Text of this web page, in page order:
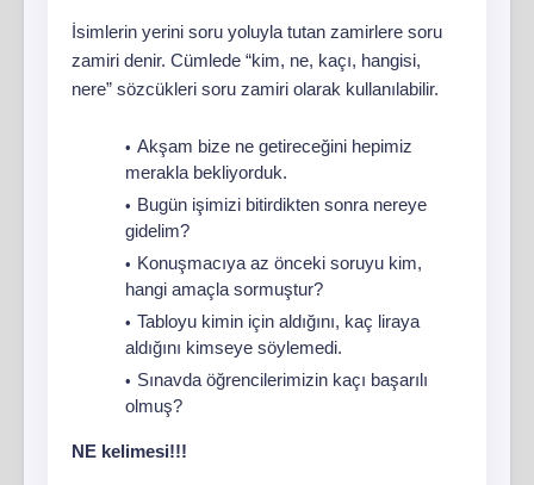
İsimlerin yerini soru yoluyla tutan zamirlere soru
zamiri denir. Cümlede “kim, ne, kaçı, hangisi,
nere” sözcükleri soru zamiri olarak kullanılabilir.
Akşam bize ne getireceğini hepimiz
merakla bekliyorduk.
Bugün işimizi bitirdikten sonra nereye
gidelim?
Konuşmacıya az önceki soruyu kim,
hangi amaçla sormuştur?
Tabloyu kimin için aldığını, kaç liraya
aldığını kimseye söylemedi.
Sınavda öğrencilerimizin kaçı başarılı
olmuş?
NE kelimesi!!!